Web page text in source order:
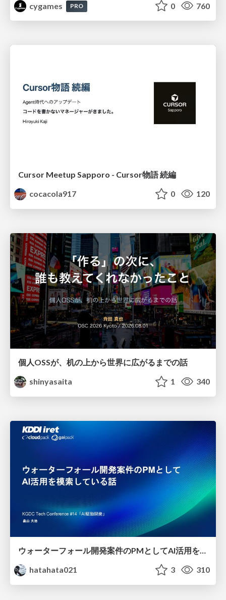
cygames
PRO 0 760
Cursor Meetup Sapporo - Cursor物語 続編
cocacola917
0 120
個人OSSが、机の上から世界に広がるまでの話
shinyasaita
1 340
hatahata021
3 310